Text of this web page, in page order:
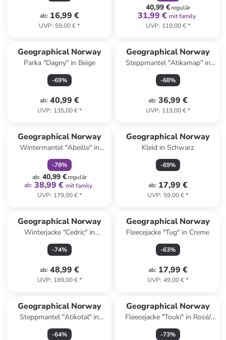
ab: 16,99 €
UVP: 59,00 €*
40,99 €regulär
31,99 € mit family
UVP: 119,00 €*
Geographical Norway
Parka "Dagny" in Beige
-69%
ab: 40,99 €
UVP: 135,00 €*
Geographical Norway
Steppmantel "Atikamap" in
Creme
-68%
ab: 36,99 €
UVP: 119,00 €*
Geographical Norway
Wintermantel "Abeille" in
Schwarz
-78%
ab: 40,99 €regulär
ab: 38,99 € mit family
UVP: 179,00 €*
Geographical Norway
Kleid in Schwarz
-69%
ab: 17,99 €
UVP: 59,00 €*
Geographical Norway
Winterjacke "Cedric" in
Dunkelblau
-74%
ab: 48,99 €
UVP: 189,00 €*
Geographical Norway
Fleecejacke "Tug" in Creme
-63%
ab: 17,99 €
UVP: 49,00 €*
Geographical Norway
Steppmantel "Atikotal" in
Dunkelblau
-64%
Geographical Norway
Fleecejacke "Touki" in Rosé/
Dunkelblau
-73%